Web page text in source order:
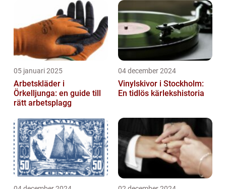
05 januari 2025
Arbetskläder i
Örkelljunga: en guide till
rätt arbetsplagg
04 december 2024
Vinylskivor i Stockholm:
En tidlös kärlekshistoria